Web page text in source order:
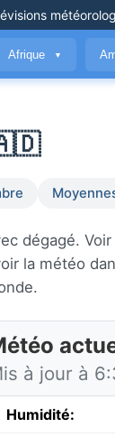
Afrique ▼
🇦🇩
dégagé.
la météo
à jour à
Humidité: